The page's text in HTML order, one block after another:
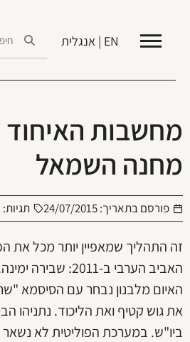
EN | אנגלית
מחשבות האיחוד
מחנה השמאל
פורסם בתאריך:24/07/2015 תגיות:
זה התהליך שמאפיין יותר מכל את
האביב הערבי ב-
האיום מלבנון נבחר עם הסיסמא
את גוש קטיף ואת הליכוד. נתניהו
ביו"ש. במערכת הפוליטית לא